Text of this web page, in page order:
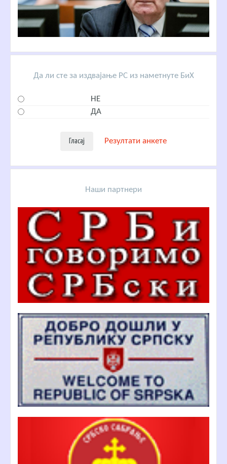
Да ли сте за издвајање РС из наметнуте БиХ
НЕ
ДА
Резултати анкете
Наши партнери